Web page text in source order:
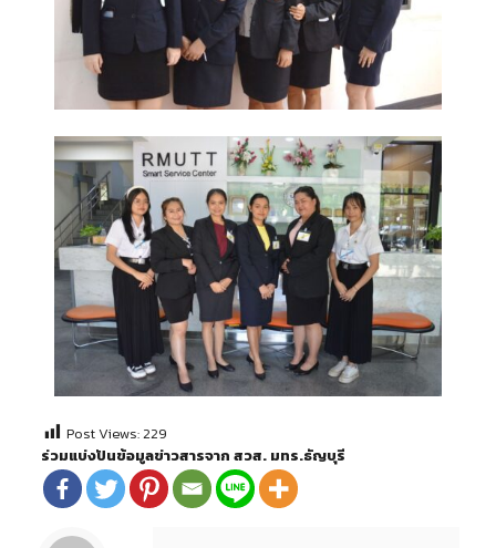
Post Views:229
ร่วมแบ่งปันข้อมูลข่าวสารจาก สวส. มทร.ธัญบุรี